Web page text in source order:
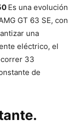
Es una evolución
GT 63 SE, con
una
eléctrico, el
33
de